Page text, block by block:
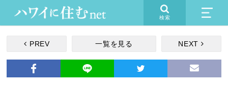
検索
PREV 一覧を見る NEXT